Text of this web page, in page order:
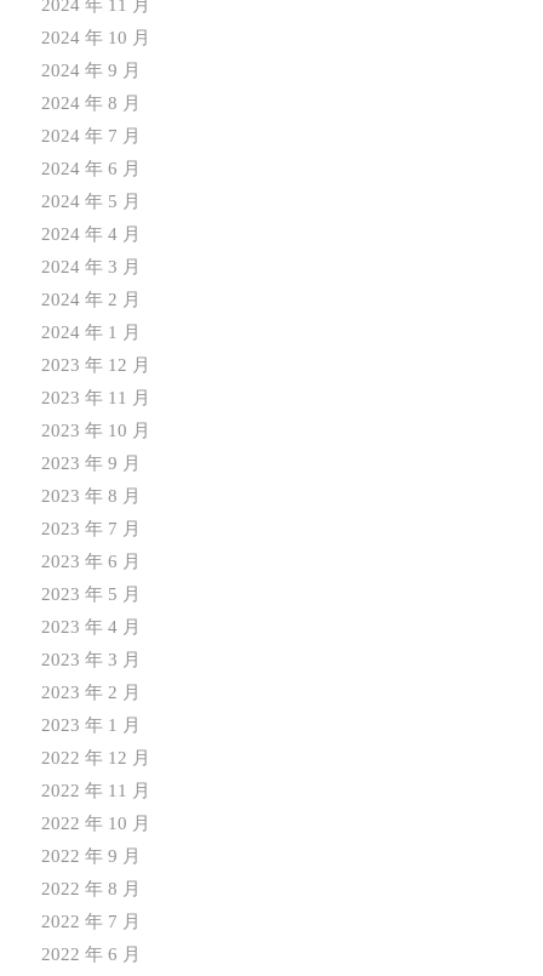
2024 年 11 月
2024 年 10 月
2024 年 9 月
2024 年 8 月
2024 年 7 月
2024 年 6 月
2024 年 5 月
2024 年 4 月
2024 年 3 月
2024 年 2 月
2024 年 1 月
2023 年 12 月
2023 年 11 月
2023 年 10 月
2023 年 9 月
2023 年 8 月
2023 年 7 月
2023 年 6 月
2023 年 5 月
2023 年 4 月
2023 年 3 月
2023 年 2 月
2023 年 1 月
2022 年 12 月
2022 年 11 月
2022 年 10 月
2022 年 9 月
2022 年 8 月
2022 年 7 月
2022 年 6 月